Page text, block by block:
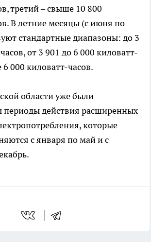
третий – свыше 10 800
В летние месяцы (с июня по
стандартные диапазоны: до 3
от 3 901 до 6 000 киловатт-
000 киловатт-часов.
области уже были
периоды действия расширенных
которые
с января по май и с